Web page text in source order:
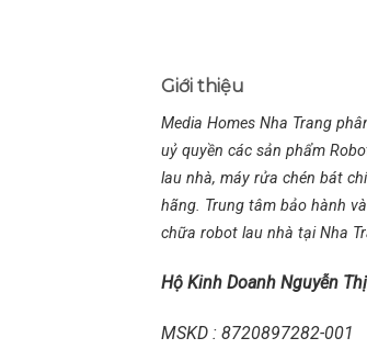
Giới thiệu
Media Homes Nha Trang
uỷ quyền các sản phẩm
lau nhà, máy rửa chén bát
hãng. Trung tâm bảo hành
chữa robot lau nhà tại Nha
Hộ Kinh Doanh Nguyễn
MSKD : 8720897282-001